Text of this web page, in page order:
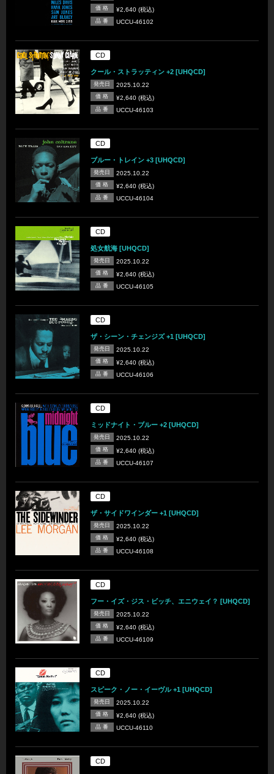
価 格 ¥2,640 (税込)
品 番 UCCU-46102
CD
クール・ストラッティン +2 [UHQCD]
発売日 2025.10.22
価 格 ¥2,640 (税込)
品 番 UCCU-46103
CD
ブルー・トレイン +3 [UHQCD]
発売日 2025.10.22
価 格 ¥2,640 (税込)
品 番 UCCU-46104
CD
処女航海 [UHQCD]
発売日 2025.10.22
価 格 ¥2,640 (税込)
品 番 UCCU-46105
CD
ザ・シーン・チェンジズ +1 [UHQCD]
発売日 2025.10.22
価 格 ¥2,640 (税込)
品 番 UCCU-46106
CD
ミッドナイト・ブルー +2 [UHQCD]
発売日 2025.10.22
価 格 ¥2,640 (税込)
品 番 UCCU-46107
CD
ザ・サイドワインダー +1 [UHQCD]
発売日 2025.10.22
価 格 ¥2,640 (税込)
品 番 UCCU-46108
CD
フー・イズ・ジス・ビッチ、エニウェイ？ [UHQCD]
発売日 2025.10.22
価 格 ¥2,640 (税込)
品 番 UCCU-46109
CD
スピーク・ノー・イーヴル +1 [UHQCD]
発売日 2025.10.22
価 格 ¥2,640 (税込)
品 番 UCCU-46110
CD